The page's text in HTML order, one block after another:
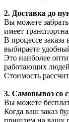
2. Доставка до
Вы можете
имеет
В процессе
выбираете
Это наиболее
работающих
Стоимость
3. Самовывоз со
Вы можете
Когда ваш заказ
пришлем на вашу